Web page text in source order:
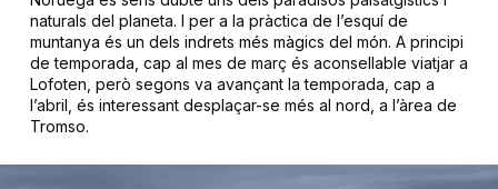
naturals del planeta. I per a la pràctica de l’esquí de
muntanya és un dels indrets més màgics del món. A principi
de temporada, cap al mes de març és aconsellable viatjar a
Lofoten, però segons va avançant la temporada, cap a
l’abril, és interessant desplaçar-se més al nord, a l’àrea de
Tromso.